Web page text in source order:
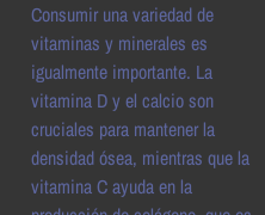
Consumir una variedad de
vitaminas y minerales es
igualmente importante. La
vitamina D y el calcio son
cruciales para mantener la
densidad ósea, mientras que la
vitamina C ayuda en la